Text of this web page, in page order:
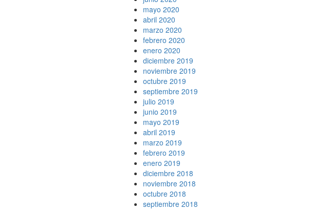
mayo 2020
abril 2020
marzo 2020
febrero 2020
enero 2020
diciembre 2019
noviembre 2019
octubre 2019
septiembre 2019
julio 2019
junio 2019
mayo 2019
abril 2019
marzo 2019
febrero 2019
enero 2019
diciembre 2018
noviembre 2018
octubre 2018
septiembre 2018